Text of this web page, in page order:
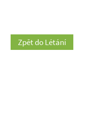
Zpět do Létání